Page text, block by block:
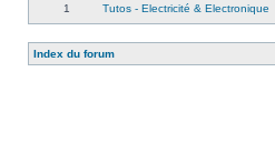
1
Tutos - Electricité & Electronique
Index du forum